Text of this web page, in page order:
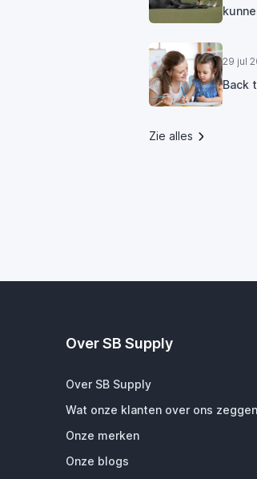
29 jul
Back
Zie alles
Over SB Supply
Over SB Supply
Wat onze klanten over ons zeggen
Onze merken
Onze blogs